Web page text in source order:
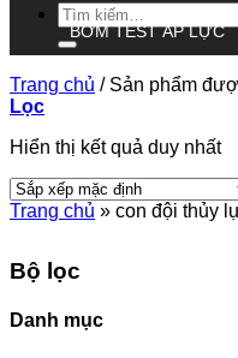
Tìm
kiếm:
BƠM TEST ÁP LỰC
Trang chủ /Sản phẩm
Lọc
Hiển thị kết quả duy nhất
Trang chủ » con đội thủy
Bộ lọc
Danh mục